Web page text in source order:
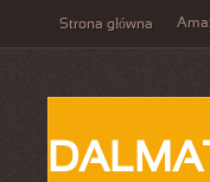
Strona główna